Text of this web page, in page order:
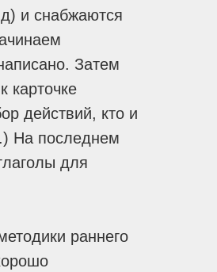
и снабжаются
Затем
карточке
действий, кто и
На последнем
для
раннего